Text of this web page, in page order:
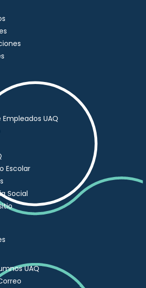
UAQ
Escolar
Social
UAQ